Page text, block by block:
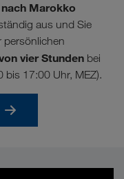
Marokko
aus und Sie
persönlichen
vier Stunden bei
bis 17:00 Uhr, MEZ).